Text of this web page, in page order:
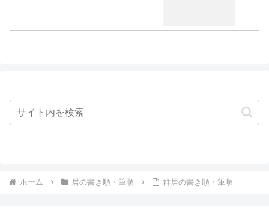
ホーム 居の書き順・筆順 群居の書き順・筆順